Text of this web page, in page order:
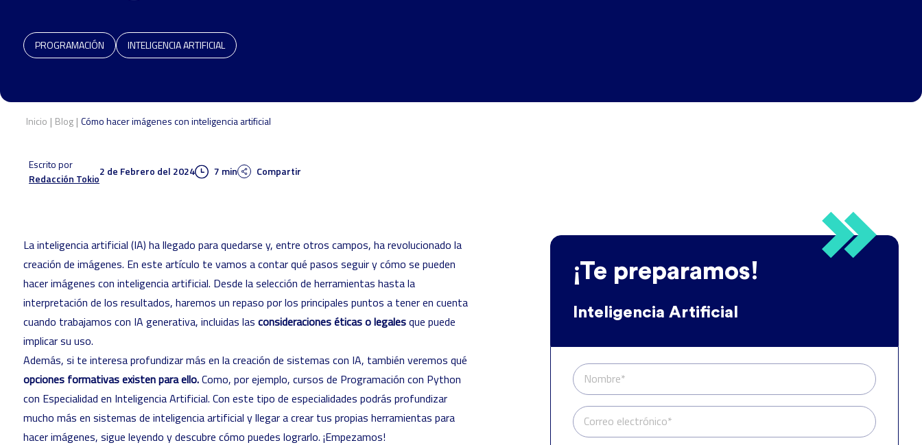
PROGRAMACIÓN INTELIGENCIA ARTIFICIAL
Inicio | Blog | Cómo hacer imágenes con inteligencia artificial
Escrito por
Redacción Tokio
2 de Febrero del 2024 7 min Compartir
La inteligencia artificial (IA) ha llegado para quedarse y, entre otros campos, ha revolucionado la
creación de imágenes. En este artículo te vamos a contar qué pasos seguir y cómo se pueden
hacer imágenes con inteligencia artificial. Desde la selección de herramientas hasta la
interpretación de los resultados, haremos un repaso por los principales puntos a tener en cuenta
cuando trabajamos con IA generativa, incluidas las consideraciones éticas o legalesque puede
implicar su uso.
Además, si te interesa profundizar más en la creación de sistemas con IA, también veremos qué
opciones formativas existen para ello.Como, por ejemplo, cursos de Programación con Python
con Especialidad en Inteligencia Artificial. Con este tipo de especialidades podrás profundizar
mucho más en sistemas de inteligencia artificial y llegar a crear tus propias herramientas para
hacer imágenes, sigue leyendo y descubre cómo puedes lograrlo. ¡Empezamos!
¡Te preparamos!
Inteligencia Artificial
Nombre*
Correo electrónico*